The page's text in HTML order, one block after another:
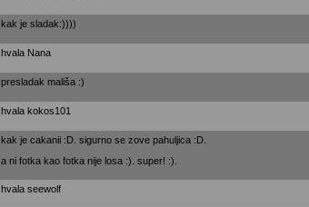
kak je sladak:))))
hvala Nana
presladak mališa :)
hvala kokos101
kak je cakanii :D. sigurno se zove pahuljica :D.
a ni fotka kao fotka nije losa :). super! :).
hvala seewolf